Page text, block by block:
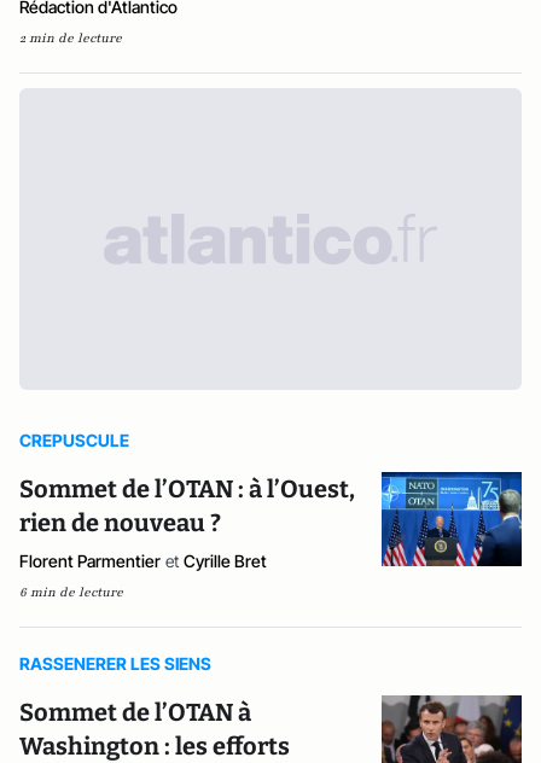
Rédaction d'Atlantico
2 min de lecture
CREPUSCULE
Sommet de l’OTAN : à l’Ouest,
rien de nouveau ?
Florent Parmentier et Cyrille Bret
6 min de lecture
RASSENERER LES SIENS
Sommet de l’OTAN à
Washington : les efforts